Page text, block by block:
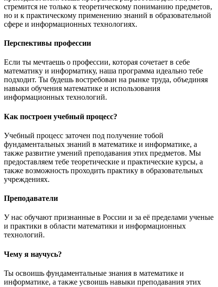
стремится не только к теоретическому пониманию предметов,
но и к практическому применению знаний в образовательной
сфере и информационных технологиях.
Перспективы профессии
Если ты мечтаешь о профессии, которая сочетает в себе
математику и информатику, наша программа идеально тебе
подходит. Ты будешь востребован на рынке труда, объединяя
навыки обучения математике и использования
информационных технологий.
Как построен учебный процесс?
Учебный процесс заточен под получение тобой
фундаментальных знаний в математике и информатике, а
также развитие умений преподавания этих предметов. Мы
предоставляем тебе теоретические и практические курсы, а
также возможность проходить практику в образовательных
учреждениях.
Преподаватели
У нас обучают признанные в России и за её пределами ученые
и практики в области математики и информационных
технологий.
Чему я научусь?
Ты освоишь фундаментальные знания в математике и
информатике, а также усвоишь навыки преподавания этих